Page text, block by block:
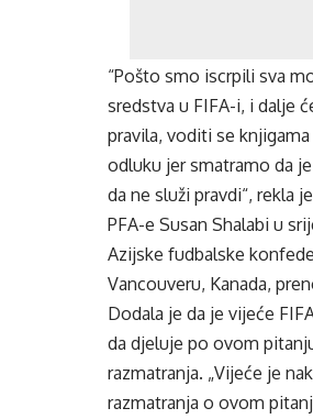
“Pošto smo iscrpili sva
sredstva u FIFA-i, i dalje
pravila, voditi se
odluku jer smatramo da
da ne služi pravdi“, rekla
PFA-e Susan Shalabi u
Azijske fudbalske
Vancouveru, Kanada,
Dodala je da je vijeće
da djeluje po ovom
razmatranja. „Vijeće je
razmatranja o ovom